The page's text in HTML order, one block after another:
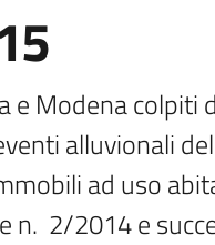
Modena colpiti
alluvionali
ad uso
2/2014 e